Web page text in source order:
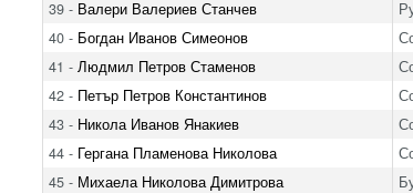
39 - Валери Валериев Станчев
40 - Богдан Иванов Симеонов
41 - Людмил Петров Стаменов
42 - Петър Петров Константинов
43 - Никола Иванов Янакиев
44 - Гергана Пламенова Николова
45 - Михаела Николова Димитрова